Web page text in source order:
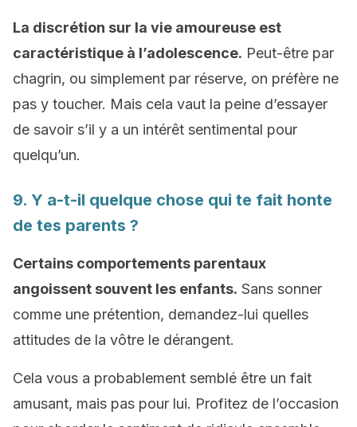
La discrétion sur la vie amoureuse est
caractéristique à l’adolescence. Peut-être par
chagrin, ou simplement par réserve, on préfère ne
pas y toucher. Mais cela vaut la peine d’essayer
de savoir s’il y a un intérêt sentimental pour
quelqu’un.
9. Y a-t-il quelque chose qui te fait honte
de tes parents ?
Certains comportements parentaux
angoissent souvent les enfants. Sans sonner
comme une prétention, demandez-lui quelles
attitudes de la vôtre le dérangent.
Cela vous a probablement semblé être un fait
amusant, mais pas pour lui. Profitez de l’occasion